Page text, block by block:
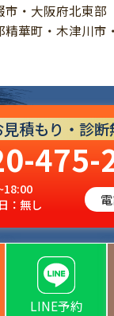
市・大阪府北東部
精華町・木津川市
積もり・診断
475-
：無し
LINE予約